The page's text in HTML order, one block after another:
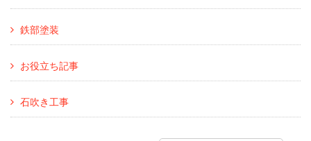
鉄部塗装
お役立ち記事
石吹き工事